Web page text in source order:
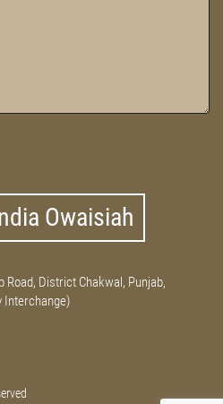
Owaisiah
Road, District Chakwal, Punjab,
Interchange)